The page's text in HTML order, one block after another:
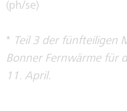
(ph/se)
* Teil 3 der fünfteiligen
Bonner Fernwärme für
11. April.